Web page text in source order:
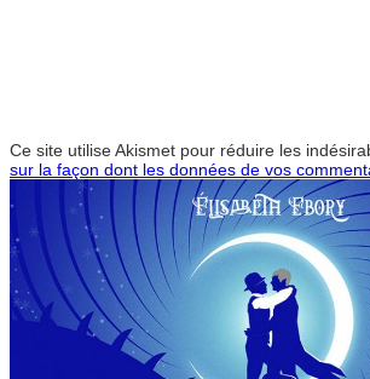
Ce site utilise Akismet pour réduire les
sur la façon dont les données de vos